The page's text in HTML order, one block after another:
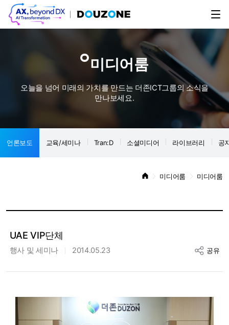
미디어룸
오늘을 넘어 미래의 가치를 만드는 더존ICT그룹의 소식을
만나보세요.
언론보도 교육/세미나 Tran:D 소셜미디어 라이브러리 공
미디어룸 미디어룸
UAE VIP단체
행사 및 세미나 2014.05.23 공유